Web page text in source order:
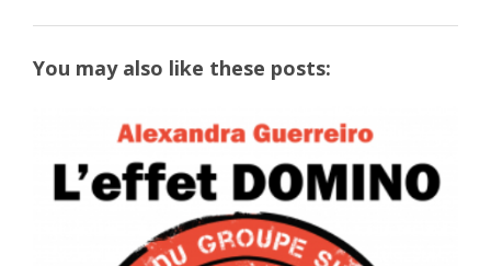
You may also like these posts: